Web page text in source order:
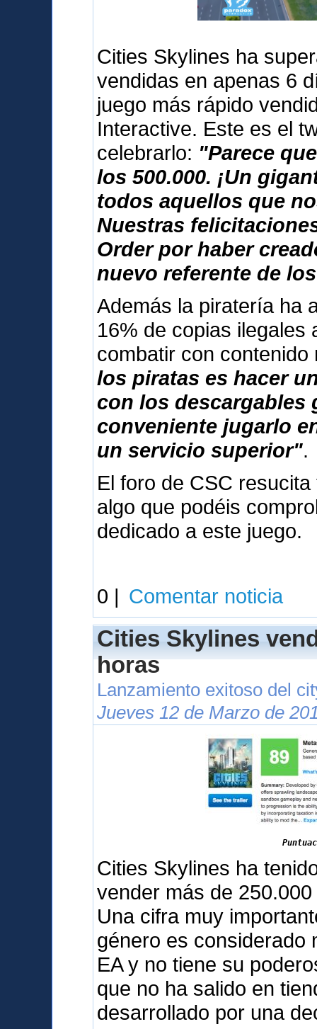
Cities Skylines ha
vendidas en apenas 6
juego más rápido
Interactive. Este es el
celebrarlo: "Parece
los 500.000. ¡Un
todos aquellos que
Nuestras
Order por haber
nuevo referente de
Además la piratería ha
16% de copias ilegales
combatir con
los piratas es hacer
con los descargables
conveniente jugarlo
un servicio superior".
El foro de CSC
algo que podéis
dedicado a este juego.
0 | Comentar noticia
Cities Skylines
horas
Lanzamiento exitoso del
Jueves 12 de Marzo de
Cities Skylines ha
vender más de
Una cifra muy
género es considerado
EA y no tiene su
que no ha salido en
desarrollado por una